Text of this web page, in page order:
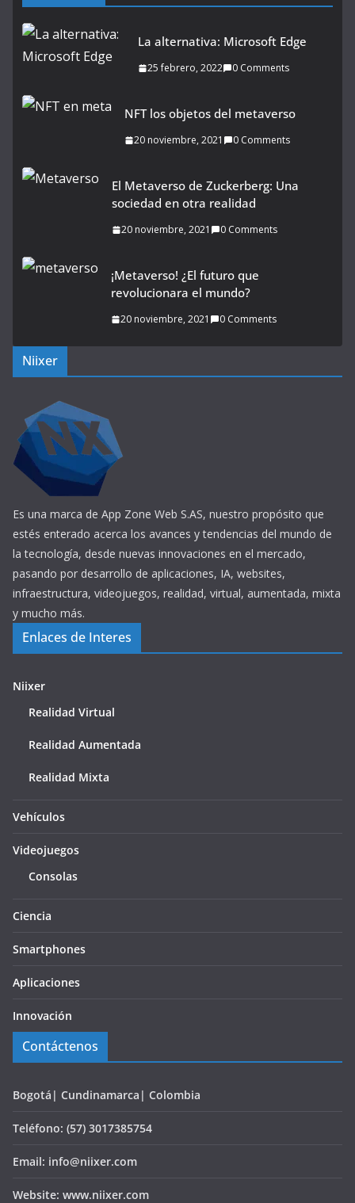
La alternativa: Microsoft Edge
25 febrero, 2022 0 Comments
NFT los objetos del metaverso
20 noviembre, 2021 0 Comments
El Metaverso de Zuckerberg: Una
sociedad en otra realidad
20 noviembre, 2021 0 Comments
¡Metaverso! ¿El futuro que
revolucionara el mundo?
20 noviembre, 2021 0 Comments
Niixer
Es una marca de App Zone Web S.AS, nuestro propósito que
estés enterado acerca los avances y tendencias del mundo de
la tecnología, desde nuevas innovaciones en el mercado,
pasando por desarrollo de aplicaciones, IA, websites,
infraestructura, videojuegos, realidad, virtual, aumentada, mixta
y mucho más.
Enlaces de Interes
Niixer
Realidad Virtual
Realidad Aumentada
Realidad Mixta
Vehículos
Videojuegos
Consolas
Ciencia
Smartphones
Aplicaciones
Innovación
Contáctenos
Bogotá| Cundinamarca| Colombia
Teléfono: (57) 3017385754
Email: info@niixer.com
Website: www.niixer.com